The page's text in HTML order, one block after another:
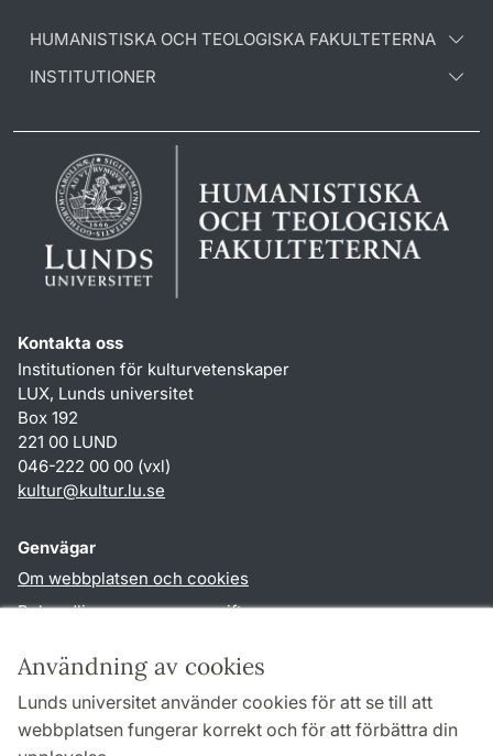
Användning av cookies
Lunds universitet använder cookies för att se till att
webbplatsen fungerar korrekt och för att förbättra din
HUMANISTISKA OCH TEOLOGISKA FAKULTETERNA
INSTITUTIONER
Kontakta oss
Institutionen för kulturvetenskaper
LUX, Lunds universitet
Box 192
221 00 LUND
046-222 00 00 (vxl)
kultur@kultur.lu.se
Genvägar
Om webbplatsen och cookies
Behandling av personuppgifter
TYPO3-login
Följ oss i sociala medier